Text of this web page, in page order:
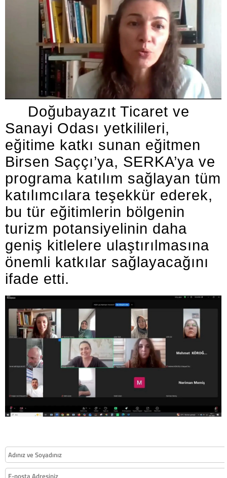
Doğubayazıt Ticaret ve
Sanayi Odası yetkilileri,
eğitime katkı sunan eğitmen
Birsen Saççı’ya, SERKA’ya ve
programa katılım sağlayan tüm
katılımcılara teşekkür ederek,
bu tür eğitimlerin bölgenin
turizm potansiyelinin daha
geniş kitlelere ulaştırılmasına
önemli katkılar sağlayacağını
ifade etti.